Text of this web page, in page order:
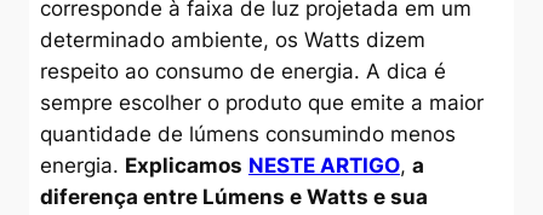
corresponde à faixa de luz projetada em um
determinado ambiente, os Watts dizem
respeito ao consumo de energia. A dica é
sempre escolher o produto que emite a maior
quantidade de lúmens consumindo menos
energia. Explicamos NESTE ARTIGO, a
diferença entre Lúmens e Watts e sua